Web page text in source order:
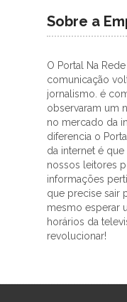
Sobre a
O Portal Na
comunicação
jornalismo. é
observaram um
no mercado da
diferencia o
da internet é
nossos leitores
informações
que precise sair
mesmo esperar
horários da
revolucionar!